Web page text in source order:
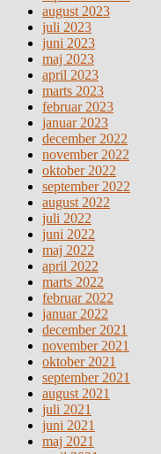
august 2023
juli 2023
juni 2023
maj 2023
april 2023
marts 2023
februar 2023
januar 2023
december 2022
november 2022
oktober 2022
september 2022
august 2022
juli 2022
juni 2022
maj 2022
april 2022
marts 2022
februar 2022
januar 2022
december 2021
november 2021
oktober 2021
september 2021
august 2021
juli 2021
juni 2021
maj 2021